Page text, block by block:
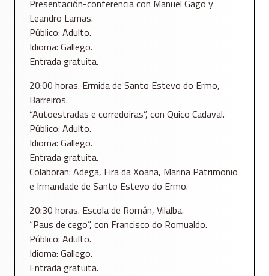
Presentación-conferencia con Manuel Gago y
Leandro Lamas.
Público: Adulto.
Idioma: Gallego.
Entrada gratuita.
20:00 horas. Ermida de Santo Estevo do Ermo,
Barreiros.
“Autoestradas e corredoiras”, con Quico Cadaval.
Público: Adulto.
Idioma: Gallego.
Entrada gratuita.
Colaboran: Adega, Eira da Xoana, Mariña Patrimonio
e Irmandade de Santo Estevo do Ermo.
20:30 horas. Escola de Román, Vilalba.
“Paus de cego”, con Francisco do Romualdo.
Público: Adulto.
Idioma: Gallego.
Entrada gratuita.